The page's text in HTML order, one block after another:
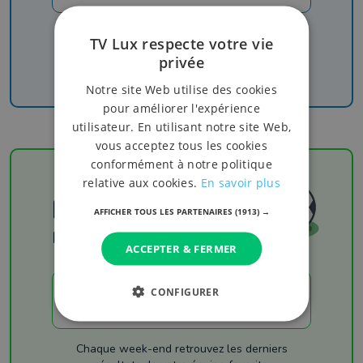
de l'info, du sport et de nos émissions
Football
Les résultats
LES RÉSULTATS
Chaque week-end retrouvez les derniers
TV Lux respecte votre vie
privée
Notre site Web utilise des cookies
pour améliorer l'expérience
utilisateur. En utilisant notre site Web,
vous acceptez tous les cookies
conformément à notre politique
relative aux cookies. En savoir plus
AFFICHER TOUS LES PARTENAIRES (1913) →
ACCEPTER & FERMER
CONFIGURER